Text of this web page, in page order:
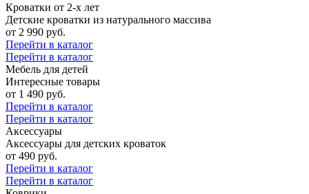
Кроватки от 2-х лет
Детские кроватки из натурального массива
от 2 990 руб.
Перейти в каталог
Перейти в каталог
Мебель для детей
Интересные товары
от 1 490 руб.
Перейти в каталог
Перейти в каталог
Аксессуары
Аксессуары для детских кроваток
от 490 руб.
Перейти в каталог
Перейти в каталог